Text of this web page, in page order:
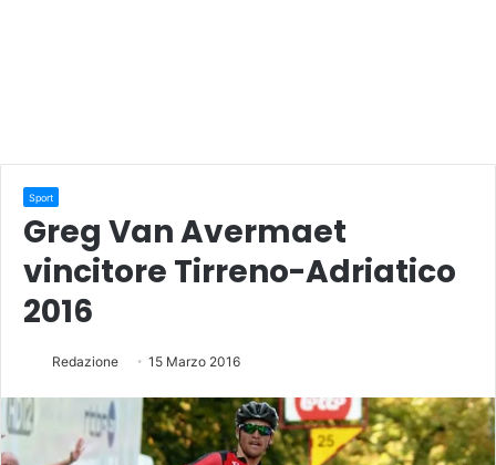
Sport
Greg Van Avermaet
vincitore Tirreno-Adriatico
2016
Redazione 15 Marzo 2016